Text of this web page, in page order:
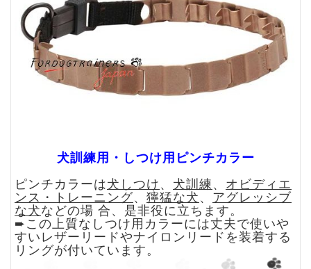
犬訓練用・しつけ用ピンチカラー
ピンチカラーは犬しつけ、 犬訓練、 オビディエ
ンス・トレーニング、 獰猛な犬、 アグレッシブ
な犬などの場 合、是非役に立ちます。
➨この上質なしつけ用カラーには丈夫で使いや
すいレザーリードやナイロンリード を装着する
リングが付いています。